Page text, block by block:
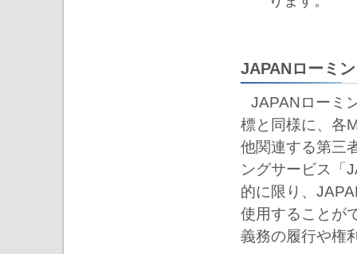
JAPANローミ
JAPANローミ
標と同様に、各
他関連する第三
ングサービス「
的に限り、
使用することが
義務の履行や権